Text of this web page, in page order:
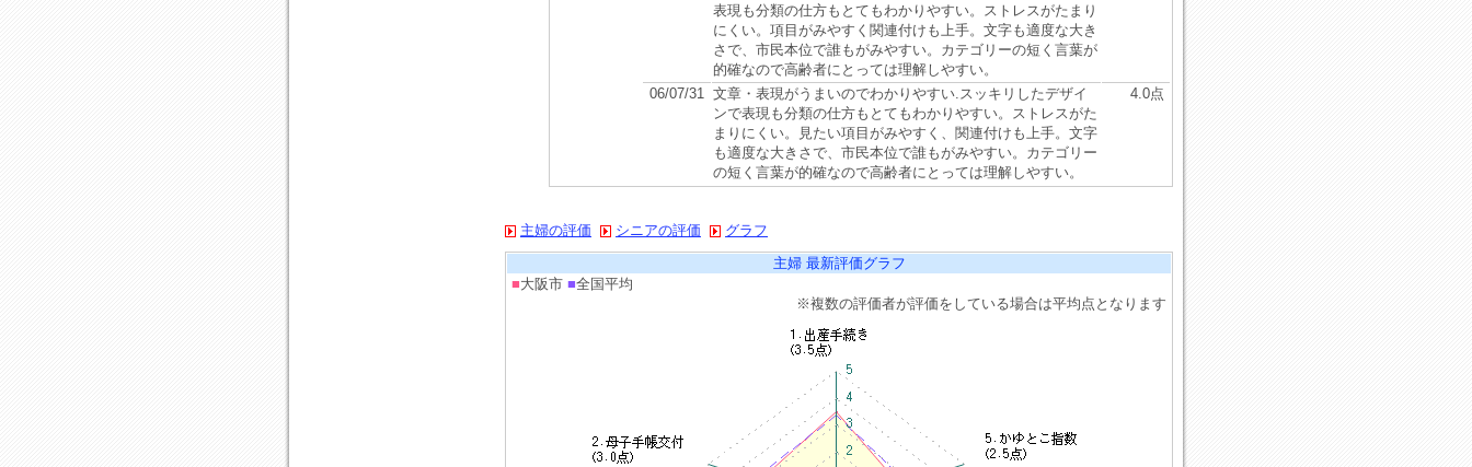
表現も分類の仕方もとてもわかりやすい。ストレスがたまり
にくい。項目がみやすく関連付けも上手。文字も適度な大き
さで、市民本位で誰もがみやすい。カテゴリーの短く言葉が
的確なので高齢者にとっては理解しやすい。
06/07/31 文章・表現がうまいのでわかりやすい.スッキリしたデザイ
ンで表現も分類の仕方もとてもわかりやすい。ストレスがた
まりにくい。見たい項目がみやすく、関連付けも上手。文字
も適度な大きさで、市民本位で誰もがみやすい。カテゴリー
の短く言葉が的確なので高齢者にとっては理解しやすい。
4.0点
主婦の評価 シニアの評価
グラフ
主婦 最新評価グラフ
■大阪市 ■全国平均
※複数の評価者が評価をしている場合は平均点となります